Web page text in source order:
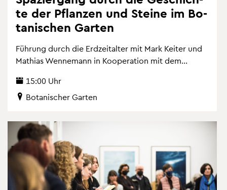
te der Pflan­zen und Stei­ne im Bo­
ta­ni­schen Gar­ten
Füh­rung durch die Erd­zeit­al­ter mit Mark Kei­ter und
Ma­thi­as Wen­ne­mann in Ko­ope­ra­ti­on mit dem...
15:00 Uhr
Bo­ta­ni­scher Gar­ten